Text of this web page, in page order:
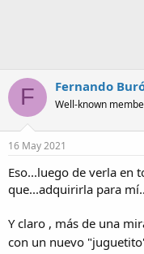
F Fernando
Well-known
16 May 2021
Eso...luego de verla en
que...adquirirla para
Y claro , más de una
con un nuevo